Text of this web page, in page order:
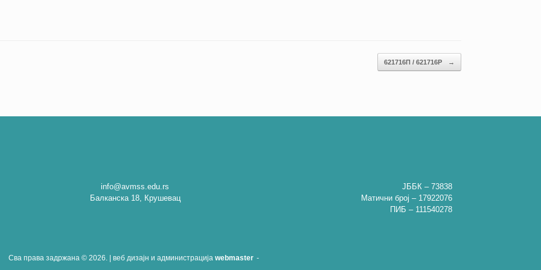
621716П / 621716P →
info@avmss.edu.rs
Балканска 18, Крушевац
ЈББК – 73838
Матични број – 17922076
ПИБ – 111540278
Сва права задржана © 2026. | веб дизајн и администрација webmaster